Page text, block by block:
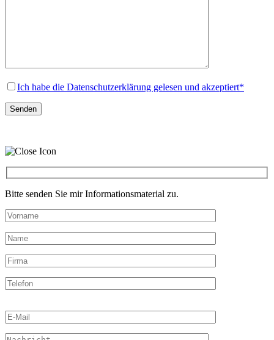
Ich habe die Datenschutzerklärung gelesen und akzeptiert*
Bitte senden Sie mir Informationsmaterial zu.
lasse